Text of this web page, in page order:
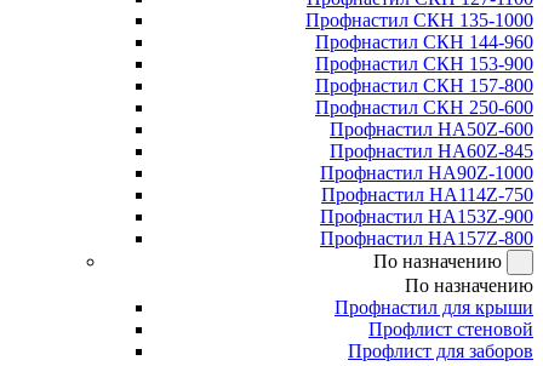
Профнастил СКН 135-1000
Профнастил СКН 144-960
Профнастил СКН 153-900
Профнастил СКН 157-800
Профнастил СКН 250-600
Профнастил НА50Z-600
Профнастил НА60Z-845
Профнастил НА90Z-1000
Профнастил НА114Z-750
Профнастил НА153Z-900
Профнастил НА157Z-800
По назначению
По назначению
Профнастил для крыши
Профлист стеновой
Профлист для заборов